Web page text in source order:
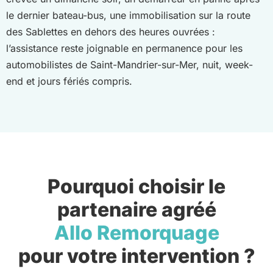
le dernier bateau-bus, une immobilisation sur la route
des Sablettes en dehors des heures ouvrées :
l’assistance reste joignable en permanence pour les
automobilistes de Saint-Mandrier-sur-Mer, nuit, week-
end et jours fériés compris.
Pourquoi choisir le
partenaire agréé
Allo Remorquage
pour votre intervention ?